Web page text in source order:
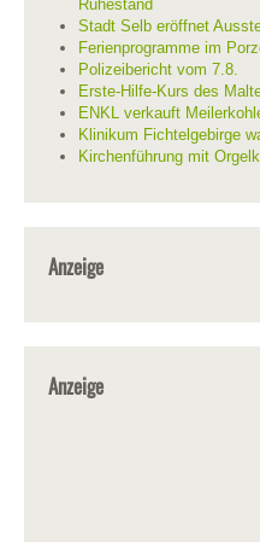
Ruhestand
Stadt Selb eröffnet
Ferienprogramme im
Polizeibericht vom 7.8.
Erste-Hilfe-Kurs des
ENKL verkauft
Klinikum Fichtelgebirge
Kirchenführung mit
Anzeige
Anzeige